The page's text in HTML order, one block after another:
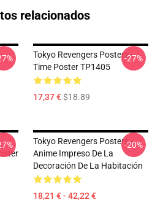
relacionados
Tokyo Revengers Posters -
Time Poster TP1405
17,37 €$18.89
-27%
Tokyo Revengers Posters -
Anime Impreso De La
Decoración De La Habitación
18,21 € - 42,22 €
-20%